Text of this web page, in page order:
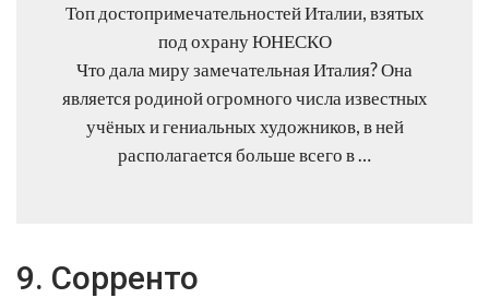
Топ достопримечательностей Италии, взятых
под охрану ЮНЕСКО
Что дала миру замечательная Италия? Она
является родиной огромного числа известных
учёных и гениальных художников, в ней
располагается больше всего в …
9. Сорренто